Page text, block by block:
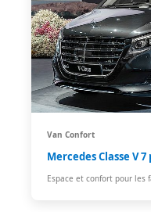
Van Confort
Mercedes Classe V 7
Espace et confort pour les